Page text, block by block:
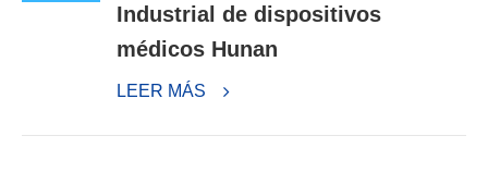
Industrial de dispositivos
médicos Hunan
LEER MÁS